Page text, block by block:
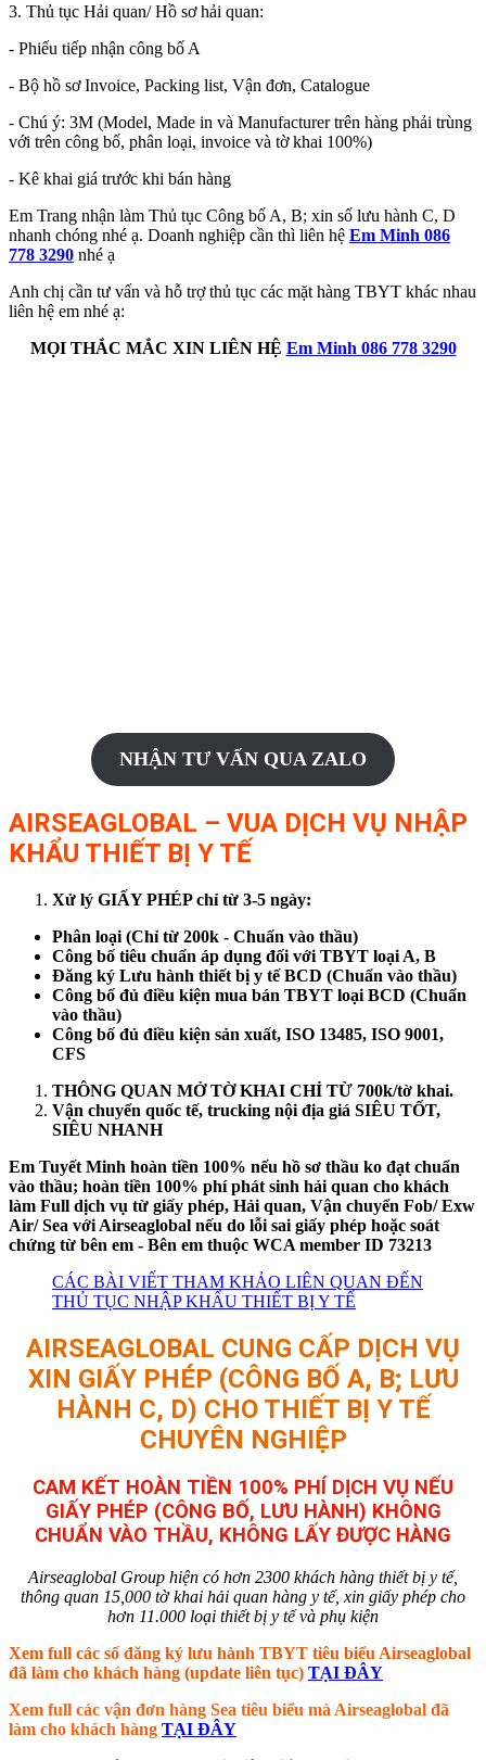
3. Thủ tục Hải quan/ Hồ sơ hải quan:
- Phiếu tiếp nhận công bố A
- Bộ hồ sơ Invoice, Packing list, Vận đơn, Catalogue
- Chú ý: 3M (Model, Made in và Manufacturer trên hàng phải trùng
với trên công bố, phân loại, invoice và tờ khai 100%)
- Kê khai giá trước khi bán hàng
Em Trang nhận làm Thủ tục Công bố A, B; xin số lưu hành C, D
nhanh chóng nhé ạ. Doanh nghiệp cần thì liên hệ Em Minh 086
778 3290 nhé ạ
Anh chị cần tư vấn và hỗ trợ thủ tục các mặt hàng TBYT khác nhau
liên hệ em nhé ạ:
MỌI THẮC MẮC XIN LIÊN HỆ Em Minh 086 778 3290
NHẬN TƯ VẤN QUA ZALO
AIRSEAGLOBAL – VUA DỊCH VỤ NHẬP
KHẨU THIẾT BỊ Y TẾ
Xử lý GIẤY PHÉP chỉ từ 3-5 ngày:
Phân loại (Chỉ từ 200k - Chuẩn vào thầu)
Công bố tiêu chuẩn áp dụng đối với TBYT loại A, B
Đăng ký Lưu hành thiết bị y tế BCD (Chuẩn vào thầu)
Công bố đủ điều kiện mua bán TBYT loại BCD (Chuẩn
vào thầu)
Công bố đủ điều kiện sản xuất, ISO 13485, ISO 9001,
CFS
THÔNG QUAN MỞ TỜ KHAI CHỈ TỪ 700k/tờ khai.
Vận chuyển quốc tế, trucking nội địa giá SIÊU TỐT,
SIÊU NHANH
Em Tuyết Minh hoàn tiền 100% nếu hồ sơ thầu ko đạt chuẩn
vào thầu; hoàn tiền 100% phí phát sinh hải quan cho khách
làm Full dịch vụ từ giấy phép, Hải quan, Vận chuyển Fob/ Exw
Air/ Sea với Airseaglobal nếu do lỗi sai giấy phép hoặc soát
chứng từ bên em - Bên em thuộc WCA member ID 73213
CÁC BÀI VIẾT THAM KHẢO LIÊN QUAN ĐẾN
THỦ TỤC NHẬP KHẨU THIẾT BỊ Y TẾ
AIRSEAGLOBAL CUNG CẤP DỊCH VỤ
XIN GIẤY PHÉP (CÔNG BỐ A, B; LƯU
HÀNH C, D) CHO THIẾT BỊ Y TẾ
CHUYÊN NGHIỆP
CAM KẾT HOÀN TIỀN 100% PHÍ DỊCH VỤ NẾU
GIẤY PHÉP (CÔNG BỐ, LƯU HÀNH) KHÔNG
CHUẨN VÀO THẦU, KHÔNG LẤY ĐƯỢC HÀNG
Airseaglobal Group hiện có hơn 2300 khách hàng thiết bị y tế,
thông quan 15,000 tờ khai hải quan hàng y tế, xin giấy phép cho
hơn 11.000 loại thiết bị y tế và phụ kiện
Xem full các số đăng ký lưu hành TBYT tiêu biểu Airseaglobal
đã làm cho khách hàng (update liên tục) TẠI ĐÂY
Xem full các vận đơn hàng Sea tiêu biểu mà Airseaglobal đã
làm cho khách hàng TẠI ĐÂY